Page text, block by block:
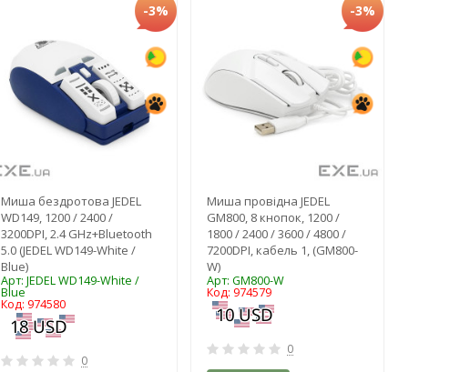
-3%
Миша бездротова JEDEL
WD149, 1200 / 2400 /
3200DPI, 2.4 GHz+Bluetooth
5.0 (JEDEL WD149-White /
Blue)
Арт: JEDEL WD149-White /
Blue
Код: 974580
0
-3%
Миша провідна JEDEL
GM800, 8 кнопок, 1200 /
1800 / 2400 / 3600 / 4800 /
7200DPI, кабель 1, (GM800-
W)
Арт: GM800-W
Код: 974579
0